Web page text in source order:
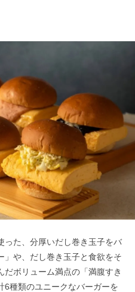
った、分厚いだし巻き玉子をバ
」や、だし巻き玉子と食欲をそ
ボリューム満点の「満腹すき
6種類のユニークなバーガーを